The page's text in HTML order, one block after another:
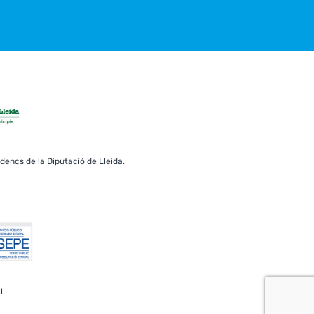
de la Diputació de Lleida.